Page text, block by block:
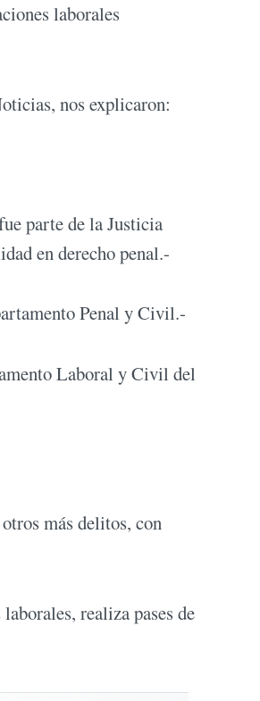
laborales
nos explicaron:
parte de la Justicia
en derecho penal.-
Penal y Civil.-
Laboral y Civil del
más delitos, con
realiza pases de